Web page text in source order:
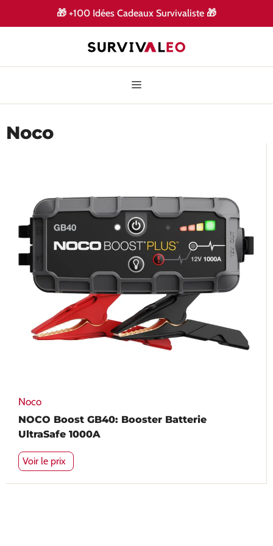
🎁 +100 Idées Cadeaux Survivaliste 🎁
Noco
Noco
NOCO Boost GB40: Booster Batterie
UltraSafe 1000A
Voir le prix